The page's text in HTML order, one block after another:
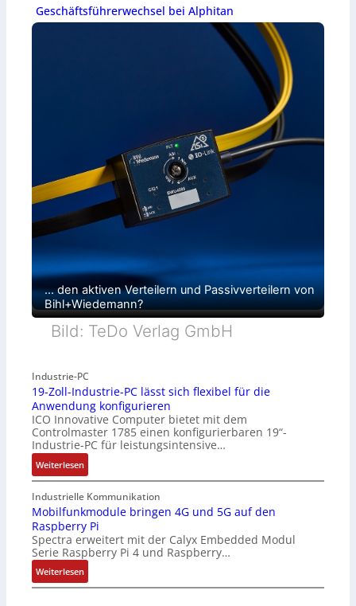
Geschäftsführerwechsel bei Alphitan
… den aktiven Verteilern und Passivverteilern von
Bihl+Wiedemann?
Bild: TeDo Verlag GmbH
Industrie-PC
19-Zoll-Industrie-PC lässt sich flexibel für die
Anwendung konfigurieren
ICO Innovative Computer bietet mit dem
Controlmaster 1785 einen konfigurierbaren 19“-
Industrie-PC für leistungsintensive…
Weiterlesen:
1
9
-
Z
o
l
l
-
Industrielle Kommunikation
Mobilfunkmodule bringen 4G und 5G auf den
Raspberry Pi
Spectra erweitert mit der Calyx Embedded Modul
Serie Raspberry Pi 4 und Raspberry…
Weiterlesen:
M